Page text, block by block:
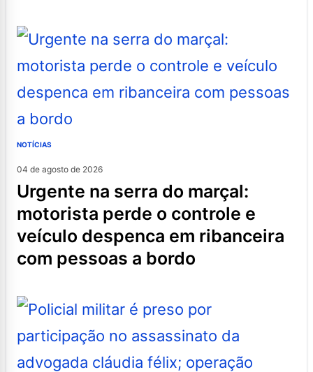
NOTÍCIAS
04 de agosto de 2026
urgente na serra do marçal:
motorista perde o controle e
veículo despenca em ribanceira
com pessoas a bordo